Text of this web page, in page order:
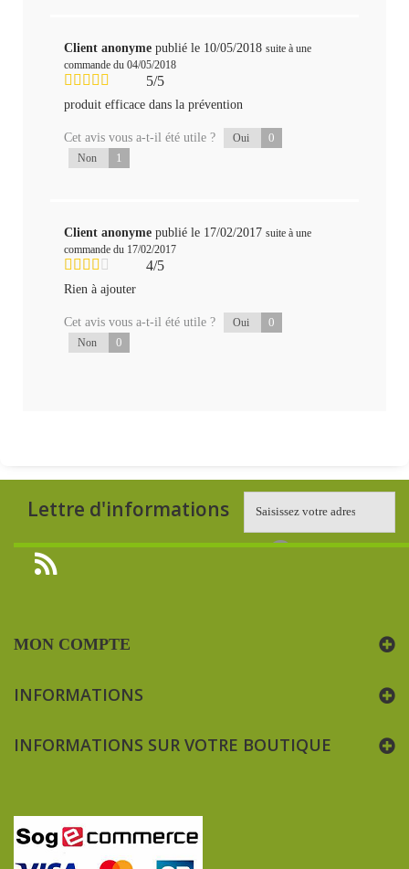
Client anonyme publié le 10/05/2018 suite à une
commande du 04/05/2018
5/5
produit efficace dans la prévention
Cet avis vous a-t-il été utile ? Oui 0
Non 1
Client anonyme publié le 17/02/2017 suite à une
commande du 17/02/2017
4/5
Rien à ajouter
Cet avis vous a-t-il été utile ? Oui 0
Non 0
Lettre d'informations
MON COMPTE
INFORMATIONS
INFORMATIONS SUR VOTRE BOUTIQUE